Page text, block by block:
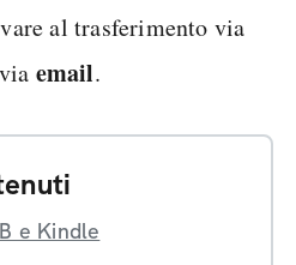
al trasferimento via
email.
e Kindle